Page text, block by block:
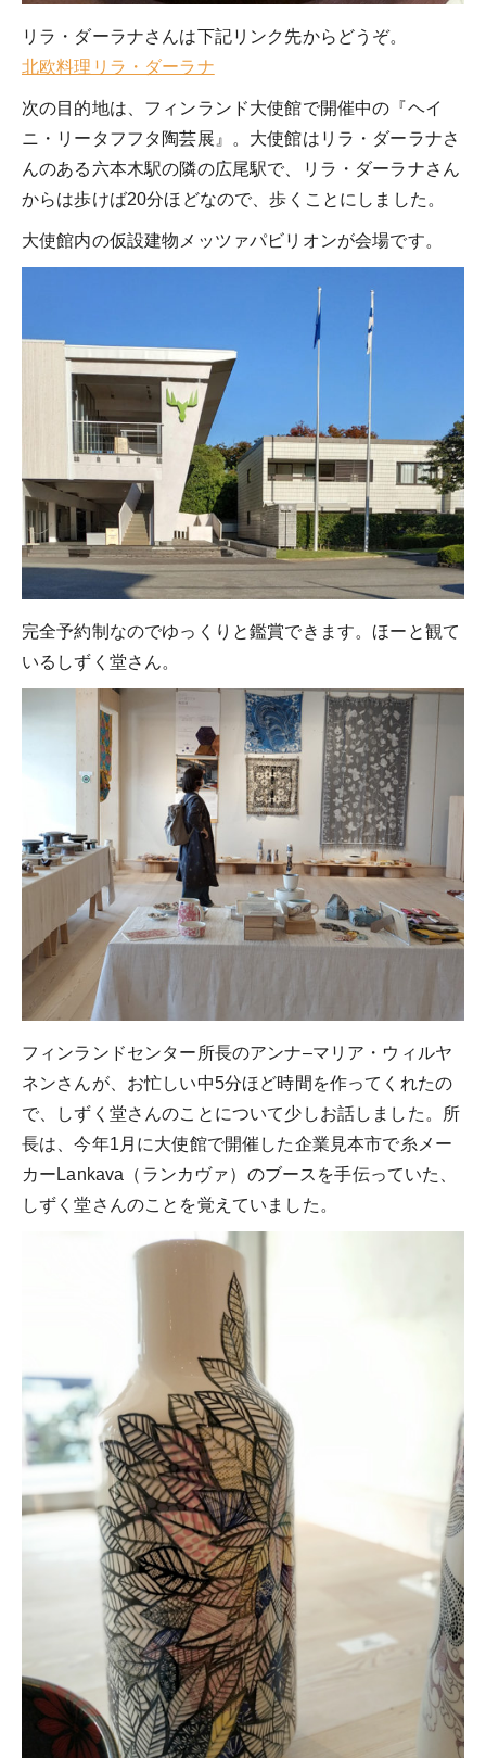
リラ・ダーラナさんは下記リンク先からどうぞ。
北欧料理リラ・ダーラナ
次の目的地は、フィンランド大使館で開催中の『ヘイ
ニ・リータフフタ陶芸展』。大使館はリラ・ダーラナさ
んのある六本木駅の隣の広尾駅で、リラ・ダーラナさん
からは歩けば20分ほどなので、歩くことにしました。
大使館内の仮設建物メッツァパビリオンが会場です。
完全予約制なのでゆっくりと鑑賞できます。ほーと観て
いるしずく堂さん。
フィンランドセンター所長のアンナ–マリア・ウィルヤ
ネンさんが、お忙しい中5分ほど時間を作ってくれたの
で、しずく堂さんのことについて少しお話しました。所
長は、今年1月に大使館で開催した企業見本市で糸メー
カーLankava（ランカヴァ）のブースを手伝っていた、
しずく堂さんのことを覚えていました。